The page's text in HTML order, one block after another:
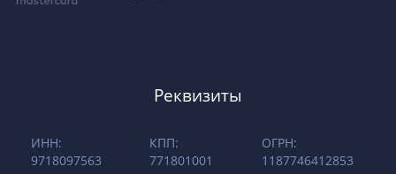
Реквизиты
ИНН:
9718097563
КПП:
771801001
ОГРН:
1187746412853